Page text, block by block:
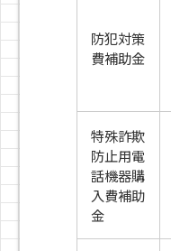
防犯対策
費補助金
特殊詐欺
防止用電
話機器購
入費補助
金